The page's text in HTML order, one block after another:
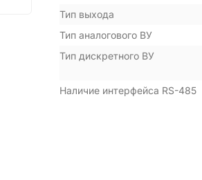
Тип выхода
Тип аналогового ВУ
Тип дискретного ВУ
Наличие интерфейса RS-485